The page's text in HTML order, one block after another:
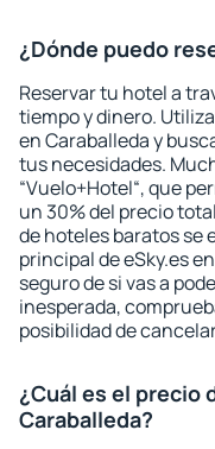
¿Dónde puedo
Reservar tu hotel a
tiempo y dinero.
en Caraballeda y
tus necesidades.
“Vuelo+Hotel“, que
un 30% del precio
de hoteles baratos se
principal de eSky.es
seguro de si vas a
inesperada,
posibilidad de
¿Cuál es el precio
Caraballeda?